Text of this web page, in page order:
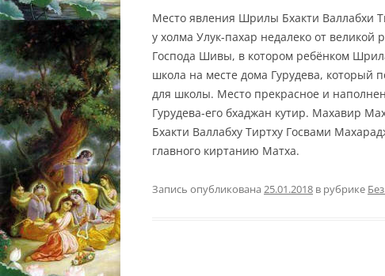
Место явления Шрилы Бхакти Валлабхи
у холма Улук-пахар недалеко от
Господа Шивы, в котором ребёнком
школа на месте дома Гурудева, который
для школы. Место прекрасное и
Гурудева-его бхаджан кутир. Махавир
Бхакти Валлабху Тиртху Госвами
главного киртанию Матха.
Запись опубликована 25.01.2018 в рубрике